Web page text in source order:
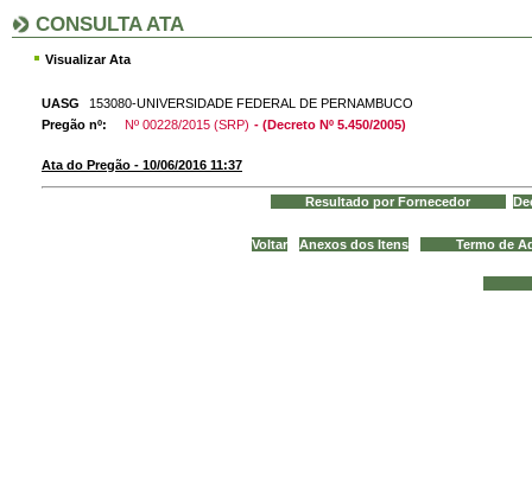
CONSULTA ATA
Visualizar Ata
UASG
153080-UNIVERSIDADE FEDERAL DE PERNAMBUCO
Pregão nº:
Nº 00228/2015 (SRP) - (Decreto Nº 5.450/2005)
Ata do Pregão - 10/06/2016 11:37